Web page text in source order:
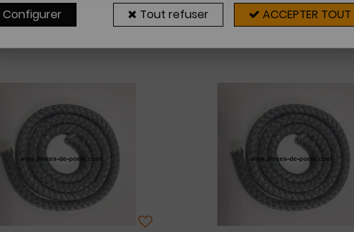
4 articles sur4
Configurer Tout refuser ACCEPTER TOUT